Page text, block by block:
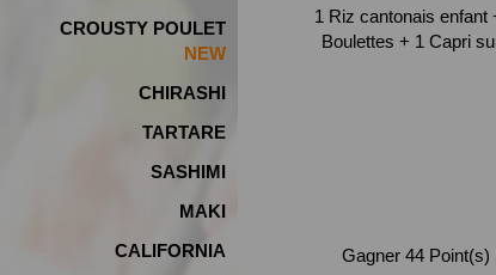
CROUSTY POULET
NEW
CHIRASHI
TARTARE
SASHIMI
MAKI
CALIFORNIA
1 Riz cantonais enfant
Boulettes + 1 Capri
Gagner 44 Point(s)